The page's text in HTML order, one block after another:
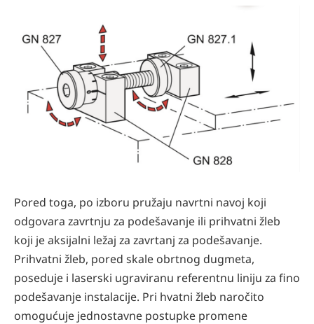
Pored toga, po izboru pružaju navrtni navoj koji
odgovara zavrtnju za podešavanje ili prihvatni žleb
koji je aksijalni ležaj za zavrtanj za podešavanje.
Prihvatni žleb, pored skale obrtnog dugmeta,
poseduje i laserski ugraviranu referentnu liniju za ﬁno
podešavanje instalacije. Pri hvatni žleb naročito
omogućuje jednostavne postupke promene